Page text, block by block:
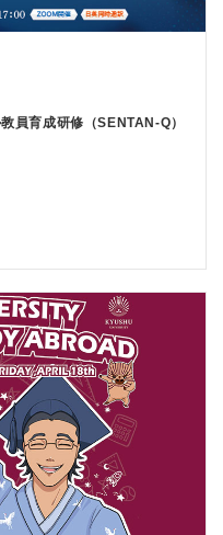
員育成研修（SENTAN-Q）